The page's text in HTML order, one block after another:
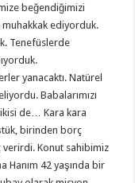
beğendiğimizi
muhakkak ediyorduk.
Tenefüslerde
yanacaktı. Natürel
Babalarımızı
ikisi de… Kara kara
birinden borç
verirdi. Konut sahibimiz
Hanım 42 yaşında bir